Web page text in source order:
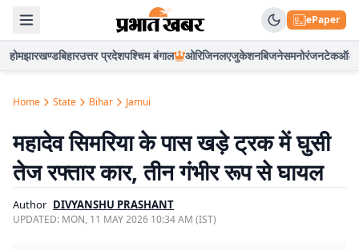
ePaper
होमझारखण्डबिहारउत्तर प्रदेशपश्चिम बंगाल ओरिजिनलएजुकेशनबिजनेसमनोरंजनटेकऑटो
Home State Bihar Jamui
महादेव सिमरिया के पास खड़े ट्रक में घुसी
तेज रफ्तार कार, तीन गंभीर रूप से घायल
Author DIVYANSHU PRASHANT
UPDATED: MON, 11 MAY 2026 10:34 AM (IST)